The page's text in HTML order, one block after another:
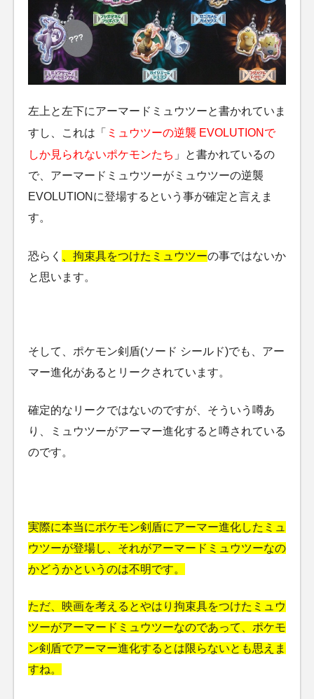
左上と左下にアーマードミュウツーと書かれていま
すし、これは「 ミュウツーの逆襲 EVOLUTIONで
しか見られないポケモンたち 」と書かれているの
で、アーマードミュウツーがミュウツーの逆襲
EVOLUTIONに登場するという事が確定と言えま
す。
恐らく 、拘束具をつけたミュウツーの事ではないか
と思います。
そして、ポケモン剣盾(ソード シールド)でも、アー
マー進化があるとリークされています。
確定的なリークではないのですが、そういう噂あ
り、ミュウツーがアーマー進化すると噂されている
のです。
実際に本当にポケモン剣盾にアーマー進化したミュ
ウツーが登場し、それがアーマードミュウツーなの
かどうかというのは不明です。
ただ、映画を考えるとやはり拘束具をつけたミュウ
ツーがアーマードミュウツーなのであって、ポケモ
ン剣盾でアーマー進化するとは限らないとも思えま
すね。